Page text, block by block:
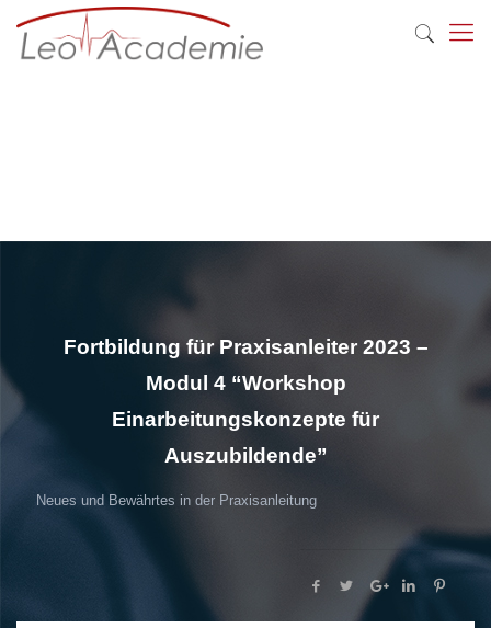
Fortbildung für Praxisanleiter 2023 –
Modul 4 “Workshop
Einarbeitungskonzepte für
Auszubildende”
Neues und Bewährtes in der Praxisanleitung